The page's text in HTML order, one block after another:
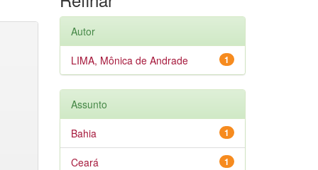
Autor
1
LIMA, Mônica de Andrade
Assunto
1
Bahia
1
Ceará